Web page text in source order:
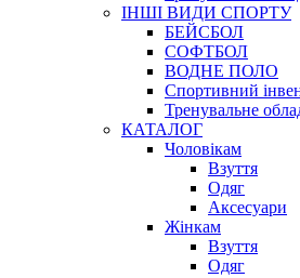
ІНШІ ВИДИ СПОРТУ
БЕЙСБОЛ
СОФТБОЛ
ВОДНЕ ПОЛО
Спортивний
Тренувальне
КАТАЛОГ
Чоловікам
Взуття
Одяг
Аксесуари
Жінкам
Взуття
Одяг